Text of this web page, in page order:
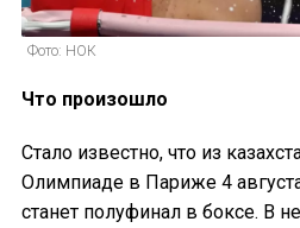
Фото: НОК
Что произошло
Стало известно, что из
Олимпиаде в Париже 4
станет полуфинал в боксе. В